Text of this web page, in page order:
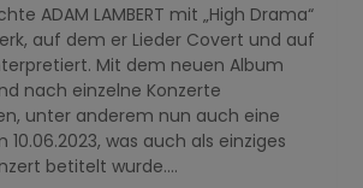
ADAM LAMBERT mit „High Drama“
auf dem er Lieder Covert und auf
Mit dem neuen Album
nach einzelne Konzerte
unter anderem nun auch eine
10.06.2023, was auch als einziges
betitelt wurde….